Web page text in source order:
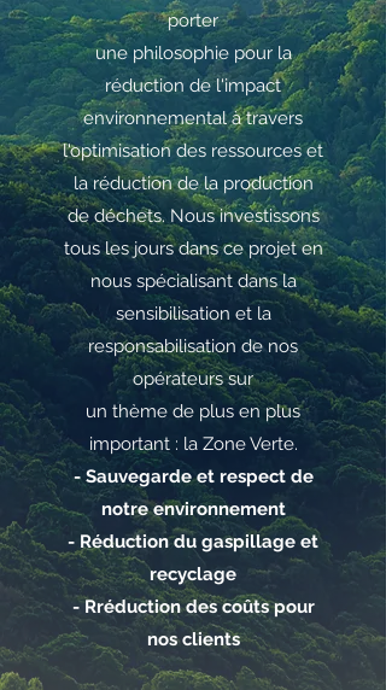
porter
une philosophie pour la
réduction de l'impact
environnemental à travers
l'optimisation des ressources et
la réduction de la production
de déchets. Nous investissons
tous les jours dans ce projet en
nous spécialisant dans la
sensibilisation et la
responsabilisation de nos
opérateurs sur
un thème de plus en plus
important : la Zone Verte.
- Sauvegarde et respect de
notre environnement
- Réduction du gaspillage et
recyclage
- Rréduction des coûts pour
nos clients